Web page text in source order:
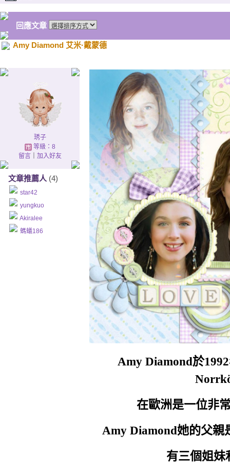
Cause I don't have another
Please don't let me go
I just wanna stay
我只願為你停留
Can't you feel my heartbeats
難道你沒有聽到我的心跳
Giving me away
出賣了我
I just want to know
我只是想知道
If you too feel afraid
你是否也感到擔心
I can feel your heartbeats
我可以聽見你的心跳
Giving you away
出賣了你
Giving us away
出賣了我們
I can't understand
How it's making sense for we
我們建立那麼多的防禦有什麼
When all you need to know
回應文章
Amy Diamond 艾米·戴蒙德
琇子
等級：8
留言｜ 加入好友
文章推薦人 (4)
star42
yungkuo
Akiralee
螞蟻186
Amy Diamond於
在歐洲是一位非
Amy Diamond她的父親
有三個姐妹